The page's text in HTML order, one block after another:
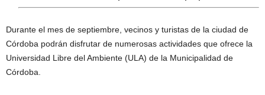
Durante el mes de septiembre, vecinos y turistas de la ciudad de
Córdoba podrán disfrutar de numerosas actividades que ofrece la
Universidad Libre del Ambiente (ULA) de la Municipalidad de
Córdoba.